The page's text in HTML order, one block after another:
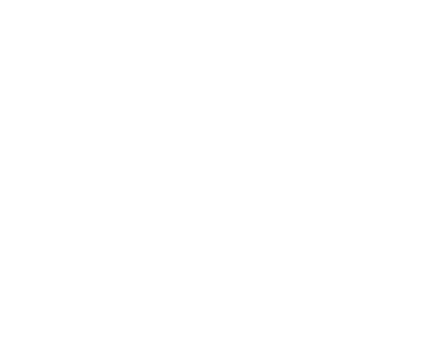
«Бюро судебно-медицинской экспертизы»